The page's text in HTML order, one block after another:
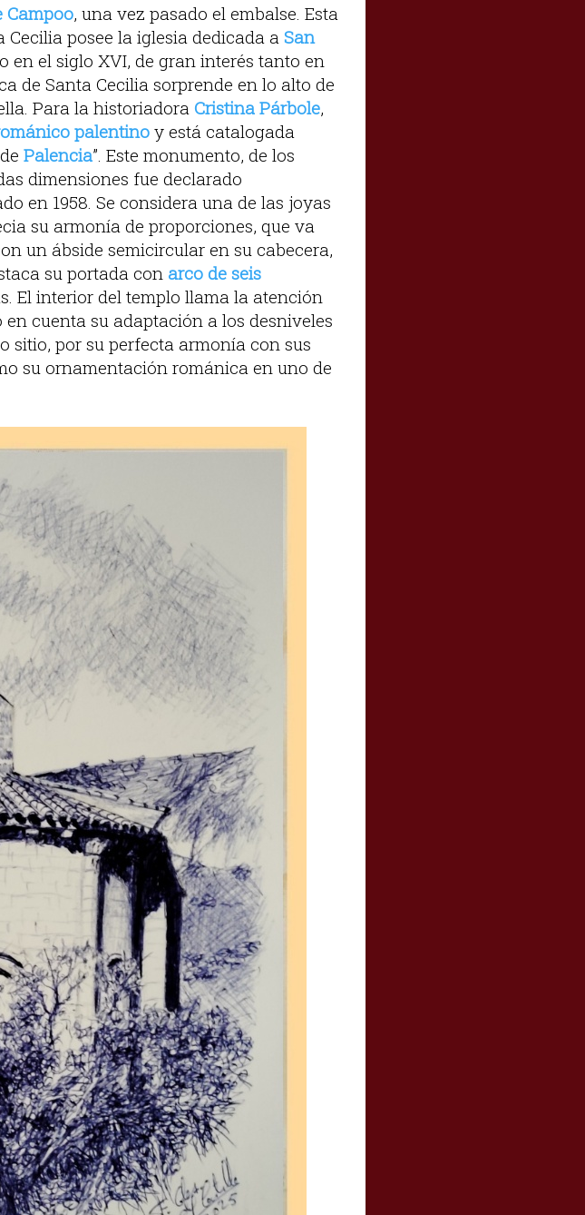
Campoo, una vez pasado el embalse. Esta
posee la iglesia dedicada a San
en el siglo XVI, de gran interés tanto en
de Santa Cecilia sorprende en lo alto de
Para la historiadora Cristina Párbole,
palentinoy está catalogada
Palencia”. Este monumento, de los
dimensiones fue declarado
en 1958. Se considera una de las joyas
su armonía de proporciones, que va
un ábside semicircular en su cabecera,
su portada con arco de seis
El interior del templo llama la atención
cuenta su adaptación a los desniveles
sitio, por su perfecta armonía con sus
su ornamentación románica en uno de